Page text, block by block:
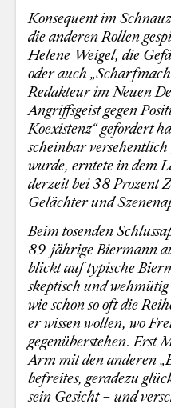
Konsequent im
die anderen Rollen
Helene Weigel, die
oder auch
Redakteur im Neuen
Angriffsgeist gegen
Koexistenz“ gefordert
scheinbar versehentlich
wurde, erntete in dem
derzeit bei 38 Prozent
Gelächter und
Beim tosenden
89-jährige Biermann
blickt auf typische
skeptisch und
wie schon so oft die
er wissen wollen, wo
gegenüberstehen. Erst
Arm mit den anderen
befreites, geradezu
sein Gesicht – und